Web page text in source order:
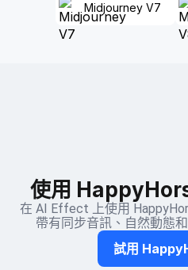
Midjourney V7
使用
在 AI Effect 上使用
帶有同步音訊、自然動態
試用